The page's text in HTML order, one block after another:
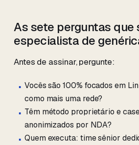
As sete perguntas que
especialista de
Antes de assinar, pergunte:
Vocês são 100% focados em
como mais uma rede?
Têm método proprietário e
anonimizados por NDA?
Quem executa: time sênior